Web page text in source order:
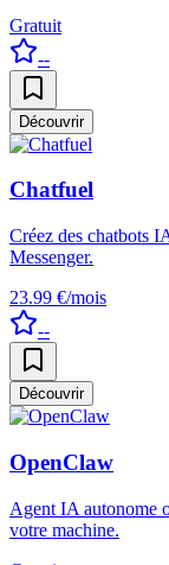
Gratuit
--
Découvrir
Chatfuel
Créez des chatbots
Messenger.
23.99 €/mois
--
Découvrir
OpenClaw
Agent IA autonome
votre machine.